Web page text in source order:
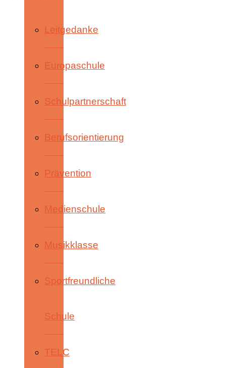
Leitgedanke
Europaschule
Schulpartnerschaft
Berufsorientierung
Prävention
Medienschule
Musikklasse
Sportfreundliche
Schule
TELC